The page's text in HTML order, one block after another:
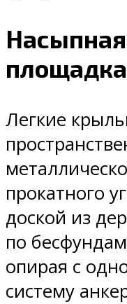
площадка
Легкие
прокатного
доской из
по
опирая с
систему